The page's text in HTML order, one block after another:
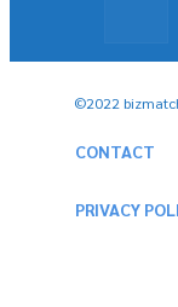
©2022
CONTACT
PRIVACY